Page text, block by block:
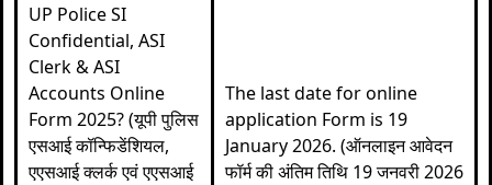
UP Police SI
Confidential, ASI
Clerk & ASI
Accounts Online
Form 2025? (यूपी पुलिस
एसआई कॉन्फिडेंशियल,
एएसआई क्लर्क एवं एएसआई
The last date for online
application Form is 19
January 2026. (ऑनलाइन आवेदन
फॉर्म की अंतिम तिथि 19 जनवरी 2026